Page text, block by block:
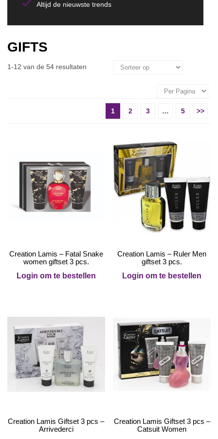
Altijd de nieuwste trends
GIFTS
1-12 van de 54 resultaten
1 2 3 … 5 >>
Creation Lamis – Fatal Snake
women giftset 3 pcs.
Login om te bestellen
Creation Lamis – Ruler Men
giftset 3 pcs.
Login om te bestellen
Creation Lamis Giftset 3 pcs –
Arrivederci
Creation Lamis Giftset 3 pcs –
Catsuit Women